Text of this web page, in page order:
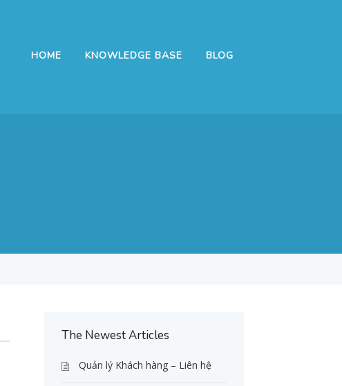
HOME KNOWLEDGE BASE BLOG
The Newest Articles
Quản lý Khách hàng – Liên hệ